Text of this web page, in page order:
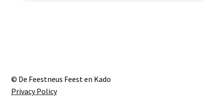
© De Feestneus Feest en Kado
Privacy Policy